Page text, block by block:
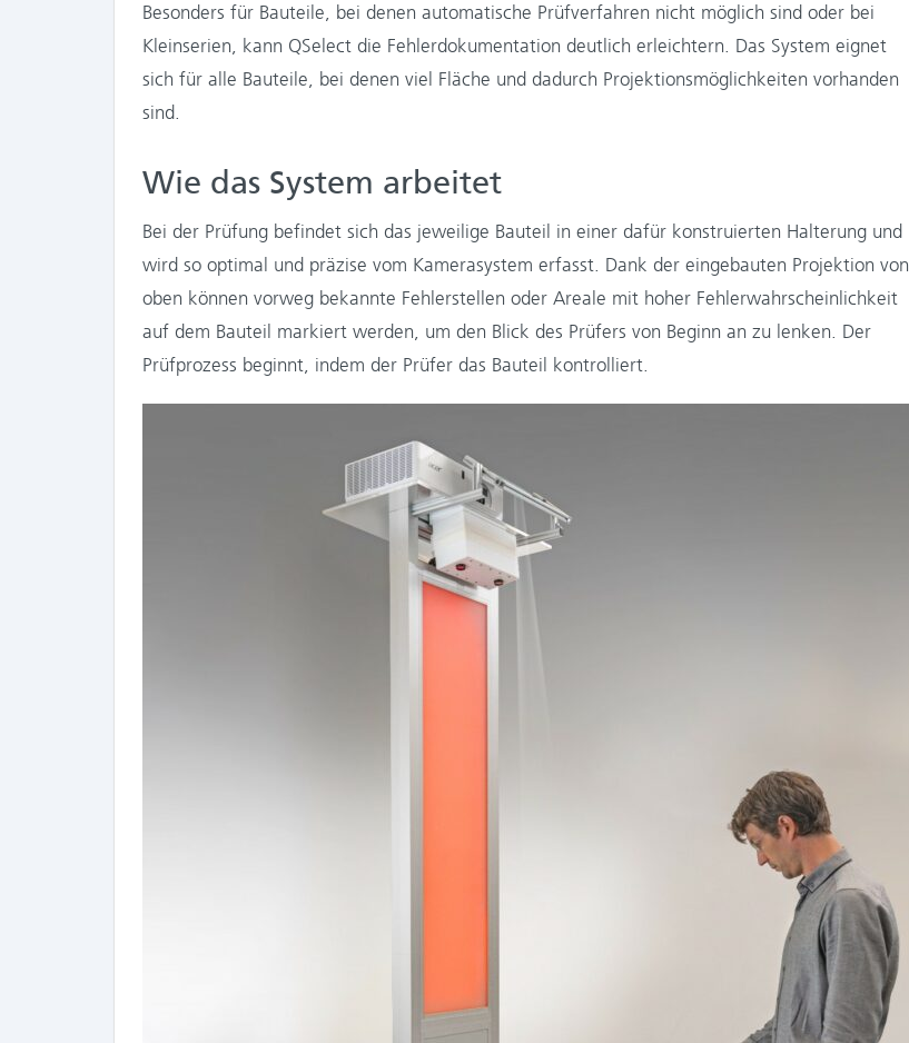
Besonders für Bauteile, bei denen automatische Prüfverfahren nicht möglich sind oder bei
Kleinserien, kann QSelect die Fehlerdokumentation deutlich erleichtern. Das System eignet
sich für alle Bauteile, bei denen viel Fläche und dadurch Projektionsmöglichkeiten vorhanden
sind.
Wie das System arbeitet
Bei der Prüfung befindet sich das jeweilige Bauteil in einer dafür konstruierten Halterung und
wird so optimal und präzise vom Kamerasystem erfasst. Dank der eingebauten Projektion von
oben können vorweg bekannte Fehlerstellen oder Areale mit hoher Fehlerwahrscheinlichkeit
auf dem Bauteil markiert werden, um den Blick des Prüfers von Beginn an zu lenken. Der
Prüfprozess beginnt, indem der Prüfer das Bauteil kontrolliert.